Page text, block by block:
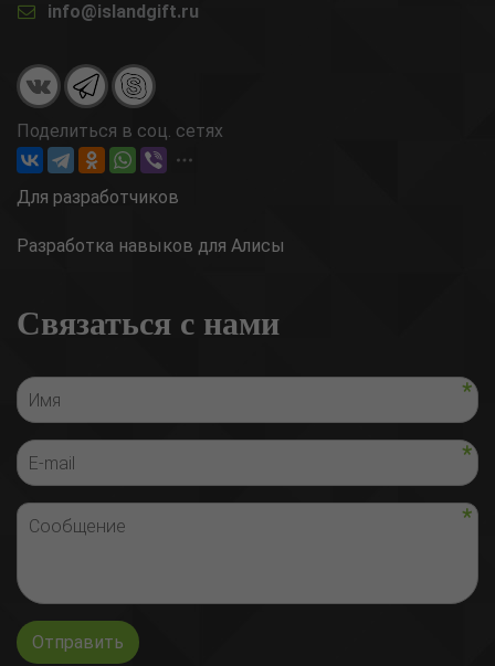
info@islandgift.ru
Поделиться в соц. сетях
Для разработчиков
Разработка навыков для Алисы
Связаться с нами
Отправить